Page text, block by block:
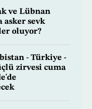
ve Lübnan
asker sevk
oluyor?
- Türkiye -
zirvesi cuma